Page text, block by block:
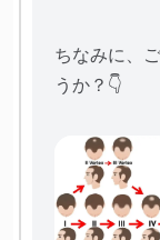
ちなみに、
うか？👇